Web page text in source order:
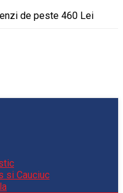
de peste 460 Lei
si Cauciuc